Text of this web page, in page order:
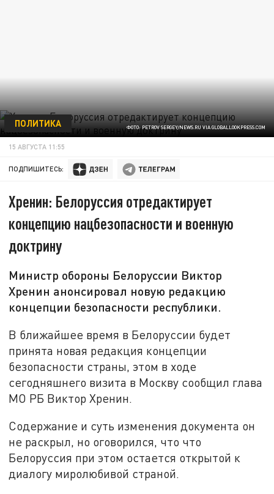
ФОТО: PETROV SERGEY/NEWS.RU VIA GLOBALLOOKPRESS.COM
ПОЛИТИКА
15 АВГУСТА 11:55
ПОДПИШИТЕСЬ:
Хренин: Белоруссия отредактирует
концепцию нацбезопасности и военную
доктрину
Министр обороны Белоруссии Виктор
Хренин анонсировал новую редакцию
концепции безопасности республики.
В ближайшее время в Белоруссии будет
принята новая редакция концепции
безопасности страны, этом в ходе
сегодняшнего визита в Москву сообщил глава
МО РБ Виктор Хренин.
Содержание и суть изменения документа он
не раскрыл, но оговорился, что что
Белоруссия при этом остается открытой к
диалогу миролюбивой страной.